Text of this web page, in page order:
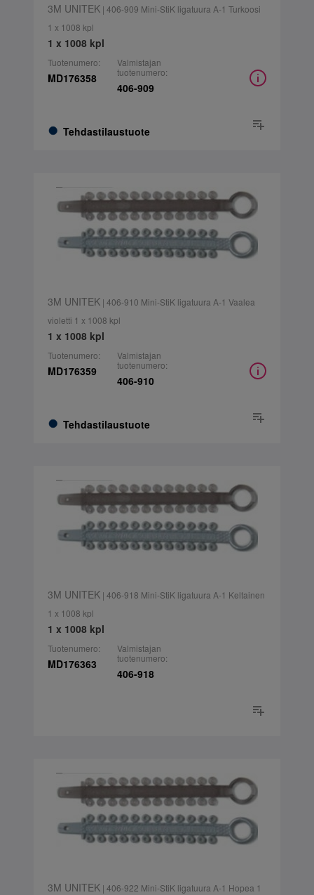
3M UNITEK| 406-909 Mini-StiK ligatuura A-1 Turkoosi
1 x 1008 kpl
1 x 1008 kpl
Tuotenumero:
MD176358
Tehdastilaustuote
Valmistajan
tuotenumero:
406-909
3M UNITEK| 406-910 Mini-StiK ligatuura A-1 Vaalea
violetti 1 x 1008 kpl
1 x 1008 kpl
Tuotenumero:
MD176359
Tehdastilaustuote
Valmistajan
tuotenumero:
406-910
3M UNITEK| 406-918 Mini-StiK ligatuura A-1 Keltainen
1 x 1008 kpl
1 x 1008 kpl
Tuotenumero:
MD176363
Valmistajan
tuotenumero:
406-918
3M UNITEK| 406-922 Mini-StiK ligatuura A-1 Hopea 1